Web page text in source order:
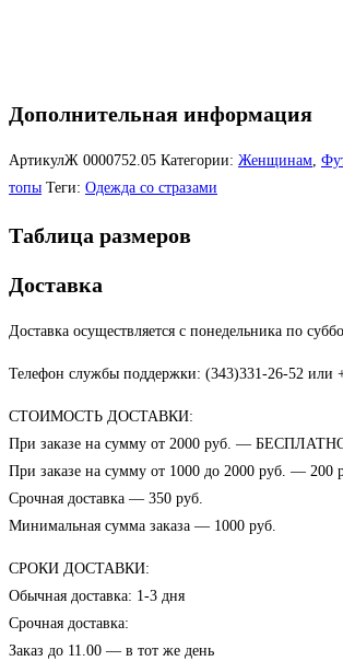
Дополнительная информация
АртикулЖ 0000752.05 Категории: Женщинам,
топы Теги: Одежда со стразами
Таблица размеров
Доставка
Доставка осуществляется с понедельника по
Телефон службы поддержки: (343)331-26-52 или
СТОИМОСТЬ ДОСТАВКИ:
При заказе на сумму от 2000 руб. —
При заказе на сумму от 1000 до 2000 руб. — 200
Срочная доставка — 350 руб.
Минимальная сумма заказа — 1000 руб.
СРОКИ ДОСТАВКИ:
Обычная доставка: 1-3 дня
Срочная доставка:
Заказ до 11.00 — в тот же день